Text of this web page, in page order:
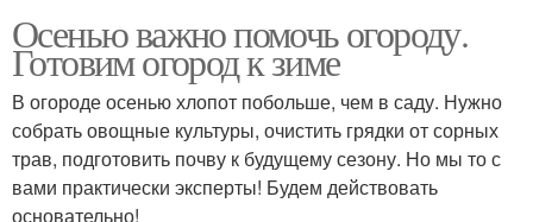
Осенью важно помочь огороду.
Готовим огород к зиме
В огороде осенью хлопот побольше, чем в саду. Нужно
собрать овощные культуры, очистить грядки от сорных
трав, подготовить почву к будущему сезону. Но мы то с
вами практически эксперты! Будем действовать
основательно!